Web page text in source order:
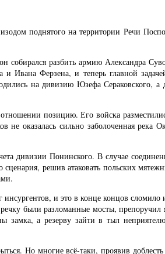
поднятого на территории Речи
разбить армию Александра
Ивана Ферзена, и теперь главной
на дивизию Юзефа
позицию. Его войска
оказалась сильно заболоченная
дивизии Понинского. В случае
решив атаковать польских
и это в конце концов
были разломанные мосты,
замка, а резерву зайти в тыл
Но многие всё-таки, проявив